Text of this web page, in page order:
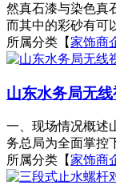
然真石漆与染色真
而其中的彩砂有可
所属分类【家饰商
山东水务局无
一、现场情况概述
务总局为全面掌控
所属分类【家饰商